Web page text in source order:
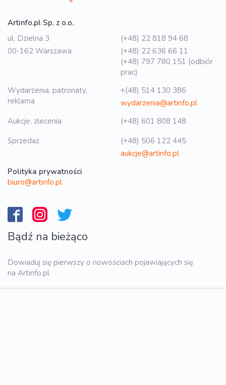
Artinfo.pl Sp. z o.o.
ul. Dzielna 3
00-162 Warszawa
(+48) 22 818 94 68
(+48) 22 636 66 11
(+48) 797 780 151 (odbiór
prac)
Wydarzenia, patronaty,
reklama
+(48) 514 130 386
wydarzenia@artinfo.pl
Aukcje, zlecenia
(+48) 601 808 148
Sprzedaż
(+48) 506 122 445
aukcje@artinfo.pl
Polityka prywatności
biuro@artinfo.pl
Bądź na bieżąco
Dowiaduj się pierwszy o nowościach pojawiających się
na Artinfo.pl